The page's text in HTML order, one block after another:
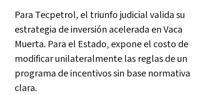
Para Tecpetrol, el triunfo judicial valida su
estrategia de inversión acelerada en Vaca
Muerta. Para el Estado, expone el costo de
modificar unilateralmente las reglas de un
programa de incentivos sin base normativa
clara.